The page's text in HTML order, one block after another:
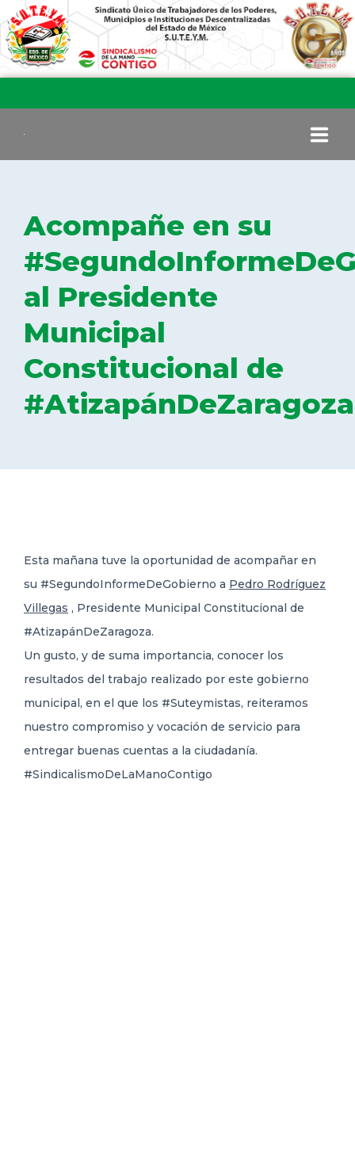
COMITÉ EJECUTIVO
COMISIÓN DE VIGILANCIA
SECCIONES
DELEGACIONES
Acompañe en su
al Presidente
Municipal
Constitucional de
Esta mañana tuve la oportunidad de acompañar en
su #SegundoInformeDeGobierno a Pedro Rodríguez
Villegas , Presidente Municipal Constitucional de
#AtizapánDeZaragoza.
Un gusto, y de suma importancia, conocer los
resultados del trabajo realizado por este gobierno
municipal, en el que los #Suteymistas, reiteramos
nuestro compromiso y vocación de servicio para
entregar buenas cuentas a la ciudadanía.
#SindicalismoDeLaManoContigo